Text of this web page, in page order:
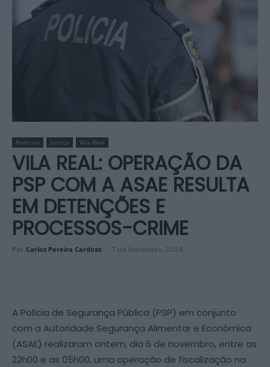
Notícias Justiça Vila Real
VILA REAL: OPERAÇÃO DA
PSP COM A ASAE RESULTA
EM DETENÇÕES E
PROCESSOS-CRIME
Por Carlos Pereira Cardoso - 7 de Novembro, 2024
A Polícia de Segurança Pública (PSP) em conjunto
com a Autoridade Segurança Alimentar e Económica
(ASAE) realizaram ontem, dia 6 de novembro, entre as
22h00 e as 05h00, uma operação de fiscalização na